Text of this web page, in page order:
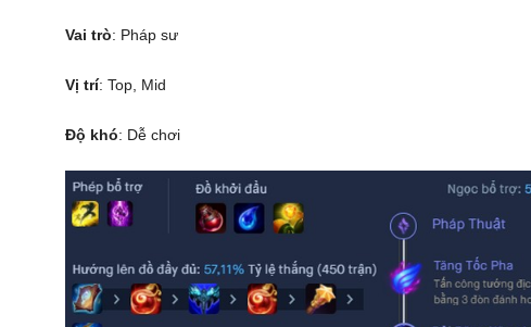
Vai trò: Pháp sư
Vị trí: Top, Mid
Độ khó: Dễ chơi